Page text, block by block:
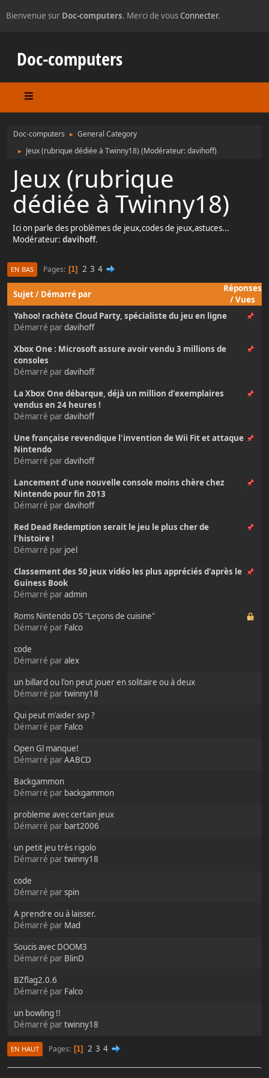
Bienvenue sur Doc-computers. Merci de vousConnecter.
Doc-computers
Doc-computers ► General Category
► Jeux (rubrique dédiée à Twinny18) (Modérateur:davihoff)
Jeux (rubrique
dédiée à Twinny18)
Ici on parle des problèmes de jeux,codes de jeux,astuces...
Modérateur: davihoff.
EN BAS Pages 1 2 3 4
Sujet/ Démarré par
Réponses
/Vues
Yahoo! rachète Cloud Party, spécialiste du jeu en ligne
Démarré pardavihoff
Xbox One : Microsoft assure avoir vendu 3 millions de
consoles
Démarré pardavihoff
La Xbox One débarque, déjà un million d'exemplaires
vendus en 24 heures !
Démarré pardavihoff
Une française revendique l'invention de Wii Fit et attaque
Nintendo
Démarré pardavihoff
Lancement d'une nouvelle console moins chère chez
Nintendo pour fin 2013
Démarré pardavihoff
Red Dead Redemption serait le jeu le plus cher de
l'histoire !
Démarré par joel
Classement des 50 jeux vidéo les plus appréciés d'après le
Guiness Book
Démarré paradmin
Roms Nintendo DS "Leçons de cuisine"
Démarré par Falco
code
Démarré paralex
un billard ou l'on peut jouer en solitaire ou à deux
Démarré partwinny18
Qui peut m'aider svp ?
Démarré par Falco
Open Gl manque!
Démarré parAABCD
Backgammon
Démarré par backgammon
probleme avec certain jeux
Démarré par bart2006
un petit jeu très rigolo
Démarré partwinny18
code
Démarré parspin
A prendre ou à laisser.
Démarré par Mad
Soucis avec DOOM3
Démarré par BlinD
BZflag2.0.6
Démarré par Falco
un bowling !!
Démarré partwinny18
EN HAUT Pages 1 2 3 4